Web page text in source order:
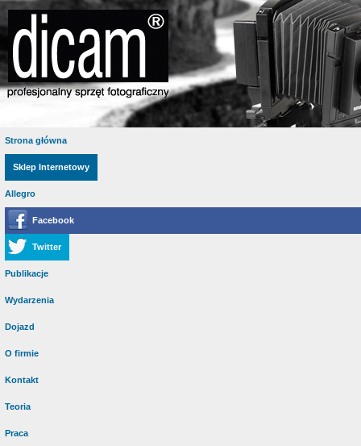
Strona główna
Sklep Internetowy
Allegro
Facebook
Twitter
Publikacje
Wydarzenia
Dojazd
O firmie
Kontakt
Teoria
Praca